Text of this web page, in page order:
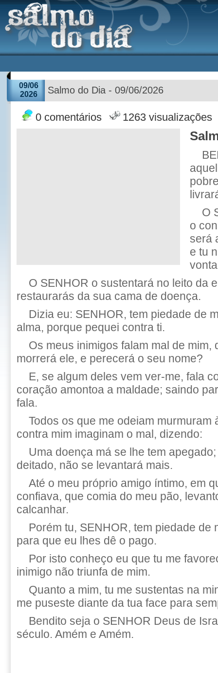
09/06
2026
Salmo do Dia - 09/06/2026
0 comentários 1263 visualizações
O
o
será
e tu
O SENHOR o sustentará no leito da
restaurarás da sua cama de doença.
Dizia eu: SENHOR, tem piedade de
alma, porque pequei contra ti.
Os meus inimigos falam mal de mim,
morrerá ele, e perecerá o seu nome?
E, se algum deles vem ver-me, fala
coração amontoa a maldade; saindo
fala.
Todos os que me odeiam murmuram
contra mim imaginam o mal, dizendo:
Uma doença má se lhe tem
deitado, não se levantará mais.
Até o meu próprio amigo íntimo, em
confiava, que comia do meu pão,
calcanhar.
Porém tu, SENHOR, tem piedade de
para que eu lhes dê o pago.
Por isto conheço eu que tu me
inimigo não triunfa de mim.
Quanto a mim, tu me sustentas na
me puseste diante da tua face para
Bendito seja o SENHOR Deus de
século. Amém e Amém.